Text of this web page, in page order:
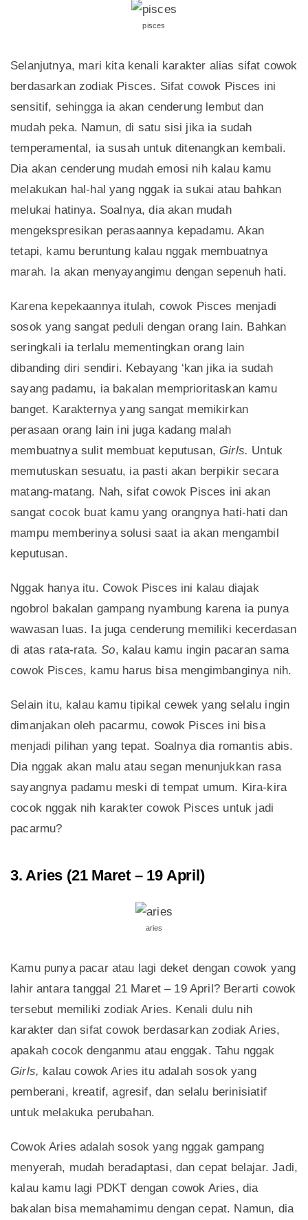
pisces
Selanjutnya, mari kita kenali karakter alias sifat cowok
berdasarkan zodiak Pisces. Sifat cowok Pisces ini
sensitif, sehingga ia akan cenderung lembut dan
mudah peka. Namun, di satu sisi jika ia sudah
temperamental, ia susah untuk ditenangkan kembali.
Dia akan cenderung mudah emosi nih kalau kamu
melakukan hal-hal yang nggak ia sukai atau bahkan
melukai hatinya. Soalnya, dia akan mudah
mengekspresikan perasaannya kepadamu. Akan
tetapi, kamu beruntung kalau nggak membuatnya
marah. Ia akan menyayangimu dengan sepenuh hati.
Karena kepekaannya itulah, cowok Pisces menjadi
sosok yang sangat peduli dengan orang lain. Bahkan
seringkali ia terlalu mementingkan orang lain
dibanding diri sendiri. Kebayang ‘kan jika ia sudah
sayang padamu, ia bakalan memprioritaskan kamu
banget. Karakternya yang sangat memikirkan
perasaan orang lain ini juga kadang malah
membuatnya sulit membuat keputusan, Girls. Untuk
memutuskan sesuatu, ia pasti akan berpikir secara
matang-matang. Nah, sifat cowok Pisces ini akan
sangat cocok buat kamu yang orangnya hati-hati dan
mampu memberinya solusi saat ia akan mengambil
keputusan.
Nggak hanya itu. Cowok Pisces ini kalau diajak
ngobrol bakalan gampang nyambung karena ia punya
wawasan luas. Ia juga cenderung memiliki kecerdasan
di atas rata-rata.So, kalau kamu ingin pacaran sama
cowok Pisces, kamu harus bisa mengimbanginya nih.
Selain itu, kalau kamu tipikal cewek yang selalu ingin
dimanjakan oleh pacarmu, cowok Pisces ini bisa
menjadi pilihan yang tepat. Soalnya dia romantis abis.
Dia nggak akan malu atau segan menunjukkan rasa
sayangnya padamu meski di tempat umum. Kira-kira
cocok nggak nih karakter cowok Pisces untuk jadi
pacarmu?
3. Aries (21 Maret – 19 April)
aries
Kamu punya pacar atau lagi deket dengan cowok yang
lahir antara tanggal 21 Maret – 19 April? Berarti cowok
tersebut memiliki zodiak Aries. Kenali dulu nih
karakter dan sifat cowok berdasarkan zodiak Aries,
apakah cocok denganmu atau enggak. Tahu nggak
Girls, kalau cowok Aries itu adalah sosok yang
pemberani, kreatif, agresif, dan selalu berinisiatif
untuk melakuka perubahan.
Cowok Aries adalah sosok yang nggak gampang
menyerah, mudah beradaptasi, dan cepat belajar. Jadi,
kalau kamu lagi PDKT dengan cowok Aries, dia
bakalan bisa memahamimu dengan cepat. Namun, dia